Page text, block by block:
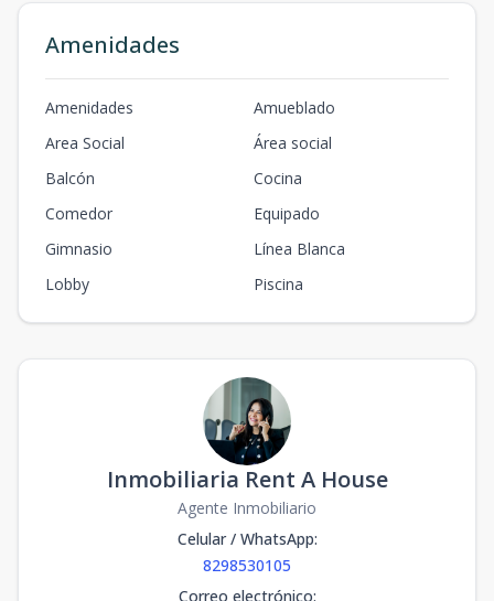
Amenidades
Amenidades
Amueblado
Area Social
Área social
Balcón
Cocina
Comedor
Equipado
Gimnasio
Línea Blanca
Lobby
Piscina
Inmobiliaria Rent A House
Agente Inmobiliario
Celular / WhatsApp:
8298530105
Correo electrónico: